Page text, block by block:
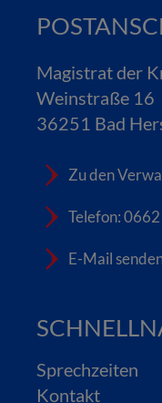
Magistrat der
Weinstraße 16
36251 Bad
Zu den
Telefon:
E-Mail
Sprechzeiten
Kontakt